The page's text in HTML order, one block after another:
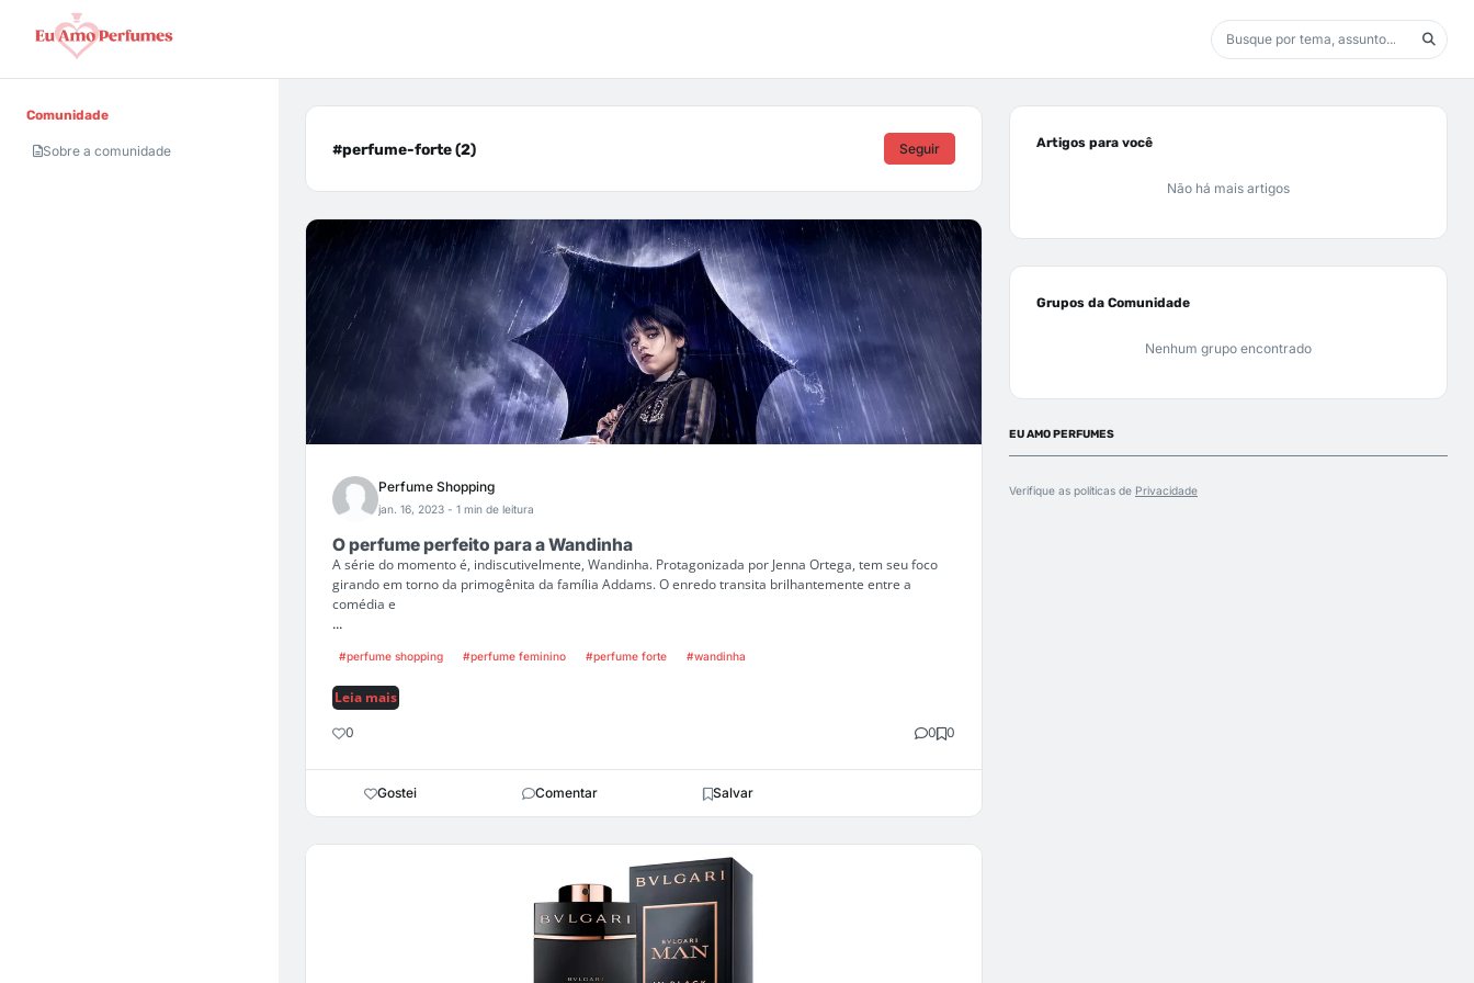
Comunidade
Sobre a comunidade #perfume-forte (2) Seguir
Perfume Shopping
jan. 16, 2023 - 1 min de leitura
O perfume perfeito para a Wandinha
A série do momento é, indiscutivelmente, Wandinha. Protagonizada por Jenna Ortega, tem seu foco
girando em torno da primogênita da família Addams. O enredo transita brilhantemente entre a
comédia e
...
#perfume shopping #perfume feminino #perfume forte #wandinha
Leia mais
0 0 0
Gostei Comentar Salvar
Artigos para você
Não há mais artigos
Grupos da Comunidade
Nenhum grupo encontrado
EU AMO PERFUMES
Verifique as políticas de Privacidade